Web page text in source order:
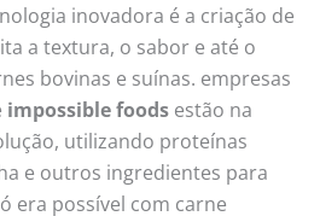
inovadora é a criação de
a textura, o sabor e até o
bovinas e suínas. empresas
impossible foods estão na
utilizando proteínas
e outros ingredientes para
era possível com carne